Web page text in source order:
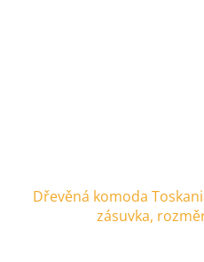
Dřevěná komoda
zásuvka,